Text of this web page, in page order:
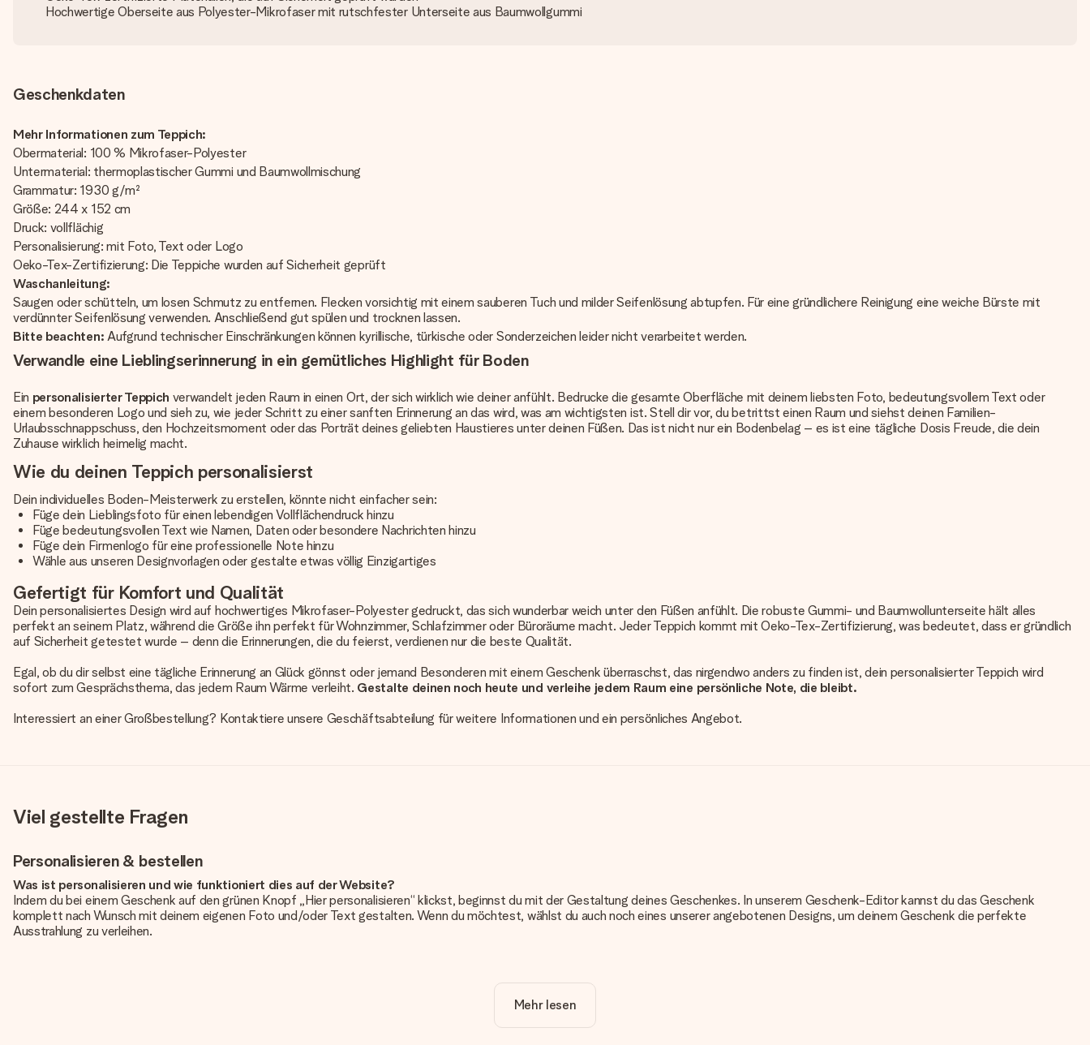
Hochwertige Oberseite aus Polyester-Mikrofaser mit rutschfester Unterseite aus Baumwollgummi
Geschenkdaten
Mehr Informationen zum Teppich:
Obermaterial: 100 % Mikrofaser-Polyester
Untermaterial: thermoplastischer Gummi und Baumwollmischung
Grammatur: 1930 g/m²
Größe: 244 x 152 cm
Druck: vollflächig
Personalisierung: mit Foto, Text oder Logo
Oeko-Tex-Zertifizierung: Die Teppiche wurden auf Sicherheit geprüft
Waschanleitung:
Saugen oder schütteln, um losen Schmutz zu entfernen. Flecken vorsichtig mit einem sauberen Tuch und milder Seifenlösung abtupfen. Für eine gründlichere Reinigung eine weiche Bürste mit
verdünnter Seifenlösung verwenden. Anschließend gut spülen und trocknen lassen.
Bitte beachten: Aufgrund technischer Einschränkungen können kyrillische, türkische oder Sonderzeichen leider nicht verarbeitet werden.
Verwandle eine Lieblingserinnerung in ein gemütliches Highlight für Boden
Ein personalisierter Teppich verwandelt jeden Raum in einen Ort, der sich wirklich wie deiner anfühlt. Bedrucke die gesamte Oberfläche mit deinem liebsten Foto, bedeutungsvollem Text oder
einem besonderen Logo und sieh zu, wie jeder Schritt zu einer sanften Erinnerung an das wird, was am wichtigsten ist. Stell dir vor, du betrittst einen Raum und siehst deinen Familien-
Urlaubsschnappschuss, den Hochzeitsmoment oder das Porträt deines geliebten Haustieres unter deinen Füßen. Das ist nicht nur ein Bodenbelag – es ist eine tägliche Dosis Freude, die dein
Zuhause wirklich heimelig macht.
Wie du deinen Teppich personalisierst
Dein individuelles Boden-Meisterwerk zu erstellen, könnte nicht einfacher sein:
Füge dein Lieblingsfoto für einen lebendigen Vollflächendruck hinzu
Füge bedeutungsvollen Text wie Namen, Daten oder besondere Nachrichten hinzu
Füge dein Firmenlogo für eine professionelle Note hinzu
Wähle aus unseren Designvorlagen oder gestalte etwas völlig Einzigartiges
Gefertigt für Komfort und Qualität
Dein personalisiertes Design wird auf hochwertiges Mikrofaser-Polyester gedruckt, das sich wunderbar weich unter den Füßen anfühlt. Die robuste Gummi- und Baumwollunterseite hält alles
perfekt an seinem Platz, während die Größe ihn perfekt für Wohnzimmer, Schlafzimmer oder Büroräume macht. Jeder Teppich kommt mit Oeko-Tex-Zertifizierung, was bedeutet, dass er gründlich
auf Sicherheit getestet wurde – denn die Erinnerungen, die du feierst, verdienen nur die beste Qualität.
Egal, ob du dir selbst eine tägliche Erinnerung an Glück gönnst oder jemand Besonderen mit einem Geschenk überraschst, das nirgendwo anders zu finden ist, dein personalisierter Teppich wird
sofort zum Gesprächsthema, das jedem Raum Wärme verleiht. Gestalte deinen noch heute und verleihe jedem Raum eine persönliche Note, die bleibt.
Interessiert an einer Großbestellung? Kontaktiere unsere Geschäftsabteilung für weitere Informationen und ein persönliches Angebot.
Viel gestellte Fragen
Personalisieren & bestellen
Was ist personalisieren und wie funktioniert dies auf der Website?
Indem du bei einem Geschenk auf den grünen Knopf „Hier personalisieren“ klickst, beginnst du mit der Gestaltung deines Geschenkes. In unserem Geschenk-Editor kannst du das Geschenk
komplett nach Wunsch mit deinem eigenen Foto und/oder Text gestalten. Wenn du möchtest, wählst du auch noch eines unserer angebotenen Designs, um deinem Geschenk die perfekte
Ausstrahlung zu verleihen.
Wir möchten sicherstellen, dass du mit deinem Geschenk rundum zufrieden bist. Deshalb ist es wichtig, qualitativ hochwertige Fotos zu verwenden. Wenn du dir nicht sicher bist, ob dein Bild die
Mehr lesen